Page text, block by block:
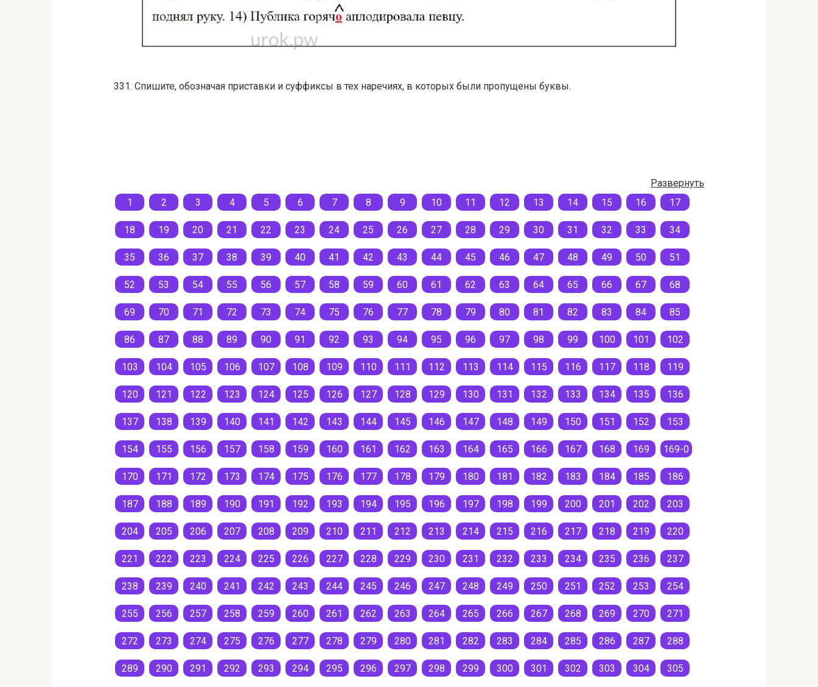
331. Спишите, обозначая приставки и суффиксы в тех наречиях, в которых были пропущены буквы.
Развернуть
1
2 3 4 5 6 7 8 9 10 11 12 13 14 15 16 17
18 19 20 21 22 23 24 25 26 27 28 29 30 31 32 33 34
35 36 37 38 39 40 41 42 43 44 45 46 47 48 49 50 51
52 53 54 55 56 57 58 59 60 61 62 63 64 65 66 67 68
69 70 71 72 73 74 75 76 77 78 79 80 81 82 83 84 85
86 87 88 89 90 91 92 93 94 95 96 97 98 99 100 101 102
103 104 105 106 107 108 109 110 111 112 113 114 115 116 117 118 119
120 121 122 123 124 125 126 127 128 129 130 131 132 133 134 135 136
137 138 139 140 141 142 143 144 145 146 147 148 149 150 151 152 153
154 155 156 157 158 159 160 161 162 163 164 165 166 167 168 169 169-0
170 171 172 173 174 175 176 177 178 179 180 181 182 183 184 185 186
187 188 189 190 191 192 193 194 195 196 197 198 199 200 201 202 203
204 205 206 207 208 209 210 211 212 213 214 215 216 217 218 219 220
221 222 223 224 225 226 227 228 229 230 231 232 233 234 235 236 237
238 239 240 241 242 243 244 245 246 247 248 249 250 251 252 253 254
255 256 257 258 259 260 261 262 263 264 265 266 267 268 269 270 271
272 273 274 275 276 277 278 279 280 281 282 283 284 285 286 287 288
289 290 291 292 293 294 295 296 297 298 299 300 301 302 303 304 305